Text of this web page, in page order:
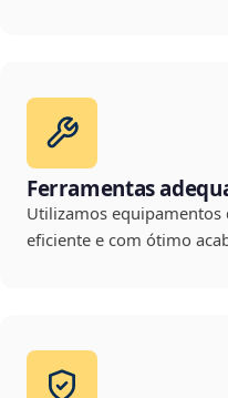
Ferramentas
Utilizamos
eficiente e com ótimo